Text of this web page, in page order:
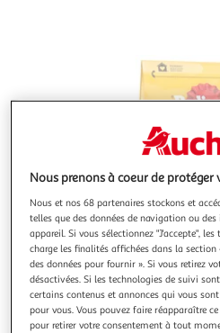
d'aide
Nous prenons à coeur de protéger
Nous et nos 68 partenaires stockons et
telles que des données de navigation ou
appareil. Si vous sélectionnez "J'accepte",
charge les finalités affichées dans la
des données pour fournir ». Si vous retirez
désactivées. Si les technologies de suivi
certains contenus et annonces qui vous
pour vous. Vous pouvez faire réapparaître
pour retirer votre consentement à tout